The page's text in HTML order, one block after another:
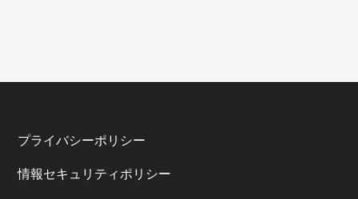
プライバシーポリシー
情報セキュリティポリシー